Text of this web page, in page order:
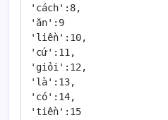
'cách':8,
'ăn':9
'liền':10,
'cứ':11,
'giỏi':12,
'là':13,
'có':14,
'tiền':15